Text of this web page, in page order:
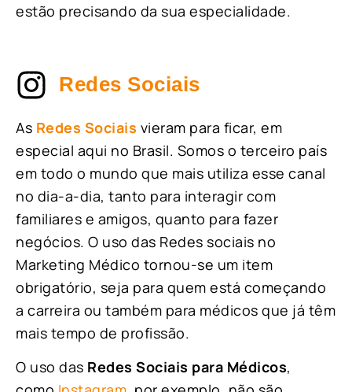
estão precisando da sua especialidade.
Redes Sociais
As Redes Sociais vieram para ficar, em
especial aqui no Brasil. Somos o terceiro país
em todo o mundo que mais utiliza esse canal
no dia-a-dia, tanto para interagir com
familiares e amigos, quanto para fazer
negócios. O uso das Redes sociais no
Marketing Médico tornou-se um item
obrigatório, seja para quem está começando
a carreira ou também para médicos que já têm
mais tempo de profissão.
O uso das Redes Sociais para Médicos,